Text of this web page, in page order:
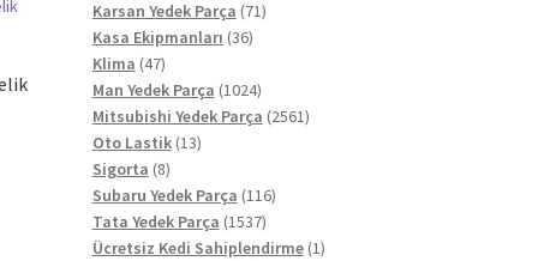
ürün
Karsan Yedek Parça 7171
Kasa Ekipmanları 3636
Klima 4747
ürün
Man Yedek Parça 10241024
ürün
Mitsubishi Yedek Parça 25612561
Oto Lastik 1313
Sigorta 88
ürün
Subaru Yedek Parça 116116
Tata Yedek Parça 15371537
ürün
Ücretsiz Kedi Sahiplendirme 11